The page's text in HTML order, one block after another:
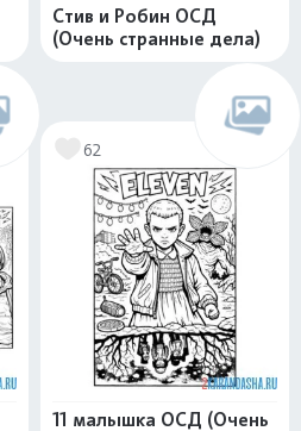
Стив и Робин ОСД
(Очень странные дела)
62
11 малышка ОСД (Очень